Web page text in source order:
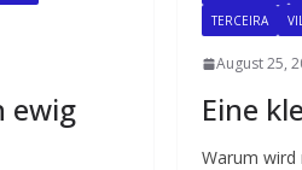
ewig
TERCEIRA
August 25,
Eine
Warum wird